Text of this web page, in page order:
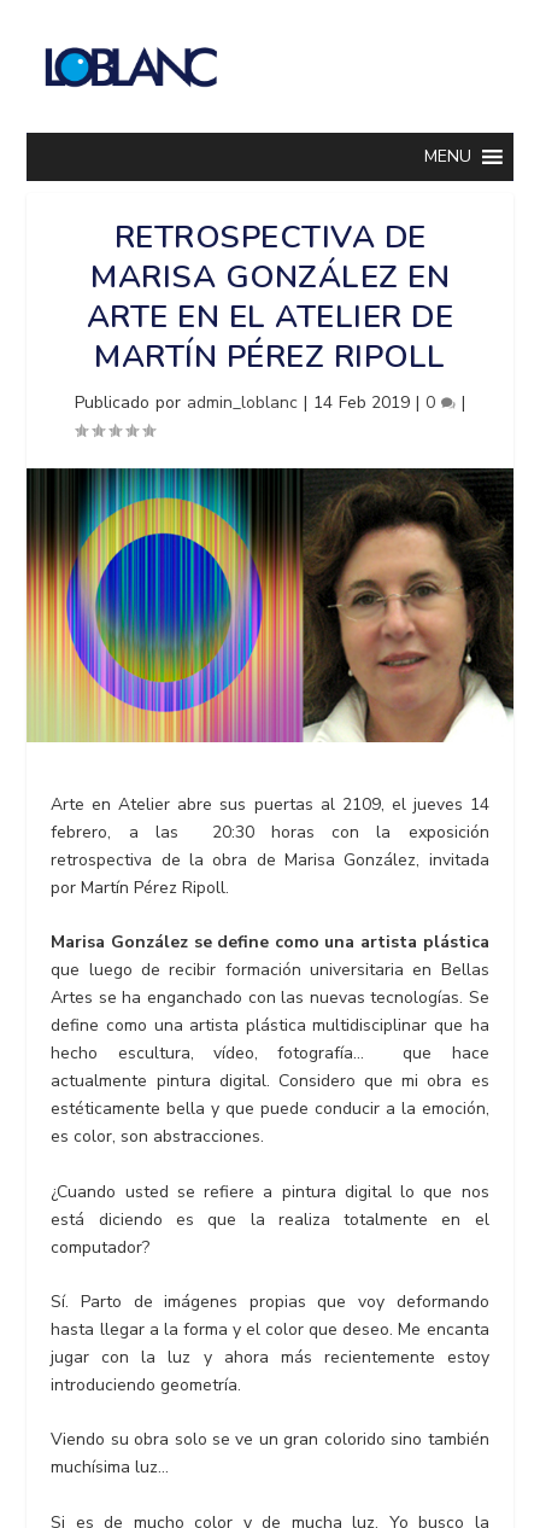
MENU
RETROSPECTIVA DE
MARISA GONZÁLEZ EN
ARTE EN EL ATELIER DE
MARTÍN PÉREZ RIPOLL
Publicado por admin_loblanc | 14 Feb 2019 | 0 |
Arte en Atelier abre sus puertas al 2109, el jueves 14
febrero, a las
20:30 horas con la exposición
retrospectiva de la obra de Marisa González, invitada
por Martín Pérez Ripoll.
Marisa González se define como una artista plástica
que luego de recibir formación universitaria en Bellas
Artes se ha enganchado con las nuevas tecnologías. Se
define como una artista plástica multidisciplinar que ha
hecho escultura, vídeo, fotografía… que hace
actualmente pintura digital. Considero que mi obra es
estéticamente bella y que puede conducir a la emoción,
es color, son abstracciones.
¿Cuando usted se refiere a pintura digital lo que nos
está diciendo es que la realiza totalmente en el
computador?
Sí. Parto de imágenes propias que voy deformando
hasta llegar a la forma y el color que deseo. Me encanta
jugar con la luz y ahora más recientemente estoy
introduciendo geometría.
Viendo su obra solo se ve un gran colorido sino también
muchísima luz…
Si es de mucho color y de mucha luz. Yo busco la